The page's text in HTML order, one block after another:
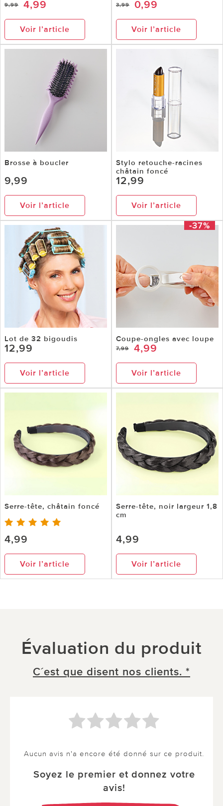
9,99 4,99
Voir l’article
3,99 0,99
Voir l’article
Brosse à boucler
9,99
Voir l’article
Stylo retouche-racines
châtain foncé
12,99
Voir l’article
Lot de 32 bigoudis
12,99
Voir l’article
-37%
Coupe-ongles avec loupe
7,99 4,99
Voir l’article
Serre-tête, châtain foncé
4,99
Voir l’article
Serre-tête, noir largeur 1,8
cm
4,99
Voir l’article
Évaluation du produit
C´est que disent nos clients. *
Aucun avis n'a encore été donné sur ce produit.
Soyez le premier et donnez votre
avis!